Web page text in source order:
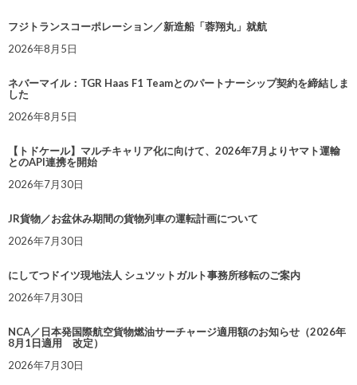
フジトランスコーポレーション／新造船「蓉翔丸」就航
2026年8月5日
ネバーマイル：TGR Haas F1 Teamとのパートナーシップ契約を締結しま
した
2026年8月5日
【トドケール】マルチキャリア化に向けて、2026年7月よりヤマト運輸
とのAPI連携を開始
2026年7月30日
JR貨物／お盆休み期間の貨物列車の運転計画について
2026年7月30日
にしてつドイツ現地法人 シュツットガルト事務所移転のご案内
2026年7月30日
NCA／日本発国際航空貨物燃油サーチャージ適用額のお知らせ（2026年
8月1日適用 改定）
2026年7月30日